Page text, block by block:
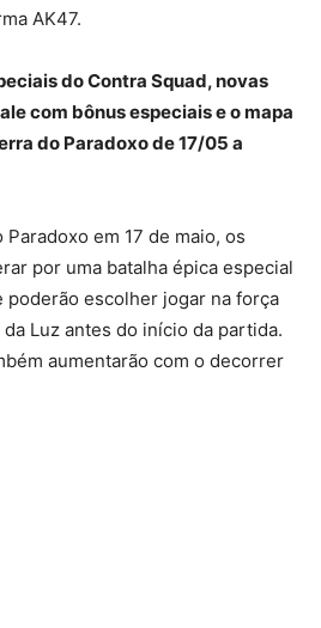
AK47.
do Contra Squad, novas
com bônus especiais e o mapa
do Paradoxo de 17/05 a
em 17 de maio, os
por uma batalha épica especial
poderão escolher jogar na força
Luz antes do início da partida.
aumentarão com o decorrer